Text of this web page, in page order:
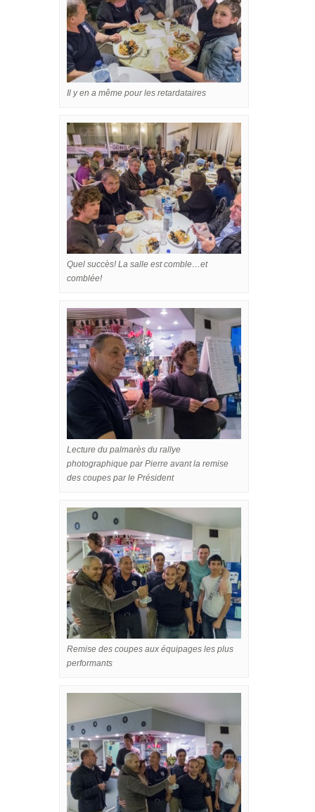
Il y en a même pour les retardataires
Quel succès! La salle est comble…et
comblée!
Lecture du palmarès du rallye
photographique par Pierre avant la remise
des coupes par le Président
Remise des coupes aux équipages les plus
performants